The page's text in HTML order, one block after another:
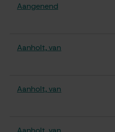
Aangenend
Aanholt, van
Aanholt, van